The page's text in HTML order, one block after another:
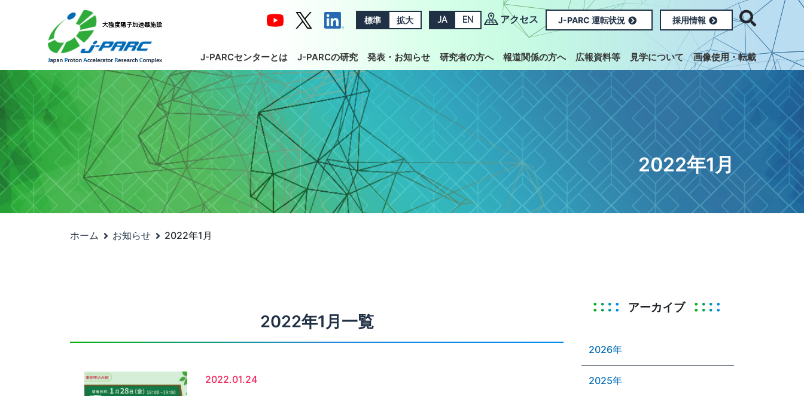
標準 拡大 JA EN アクセス J-PARC 運転状況 採用情報
J-PARCセンターとは J-PARCの研究 発表・お知らせ 研究者の方へ 報道関係の方へ 広報資料等 見学について 画像使用・転載
2022年1月
ホーム お知らせ 2022年1月
2022年1月一覧
2022.01.24
アーカイブ
2026年
2025年